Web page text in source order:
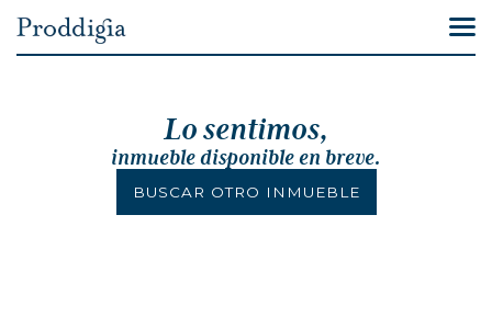
Lo sentimos,
inmueble disponible en breve.
BUSCAR OTRO INMUEBLE